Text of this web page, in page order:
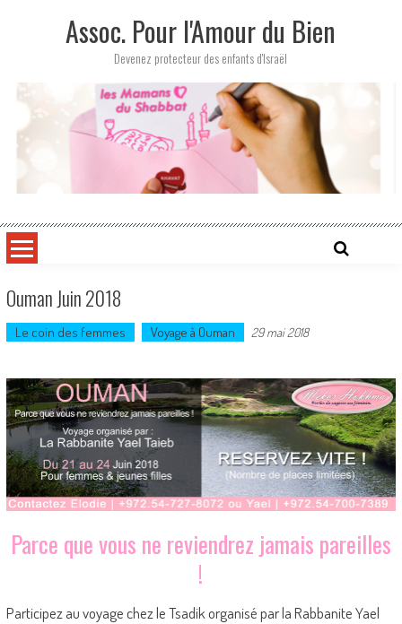
Assoc. Pour l'Amour du Bien
Devenez protecteur des enfants d'Israël
Ouman Juin 2018
Le coin des femmes Voyage à Ouman 29 mai 2018
Parce que vous ne reviendrez jamais pareilles
!
Participez au voyage chez le Tsadik organisé par la Rabbanite Yael